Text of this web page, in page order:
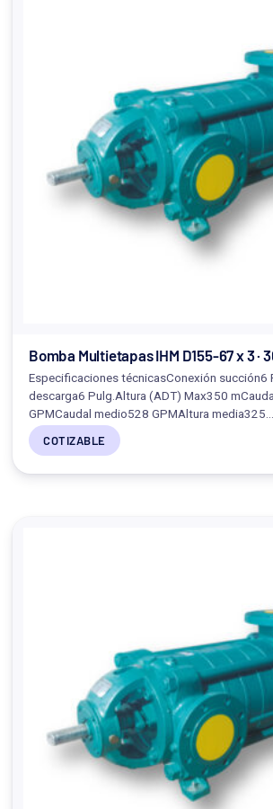
Bomba Multietapas IHM D155-67 x 3 ·
Especificaciones técnicasConexión succión6
descarga6 Pulg.Altura (ADT) Max350
GPMCaudal medio528 GPMAltura media325…
COTIZABLE